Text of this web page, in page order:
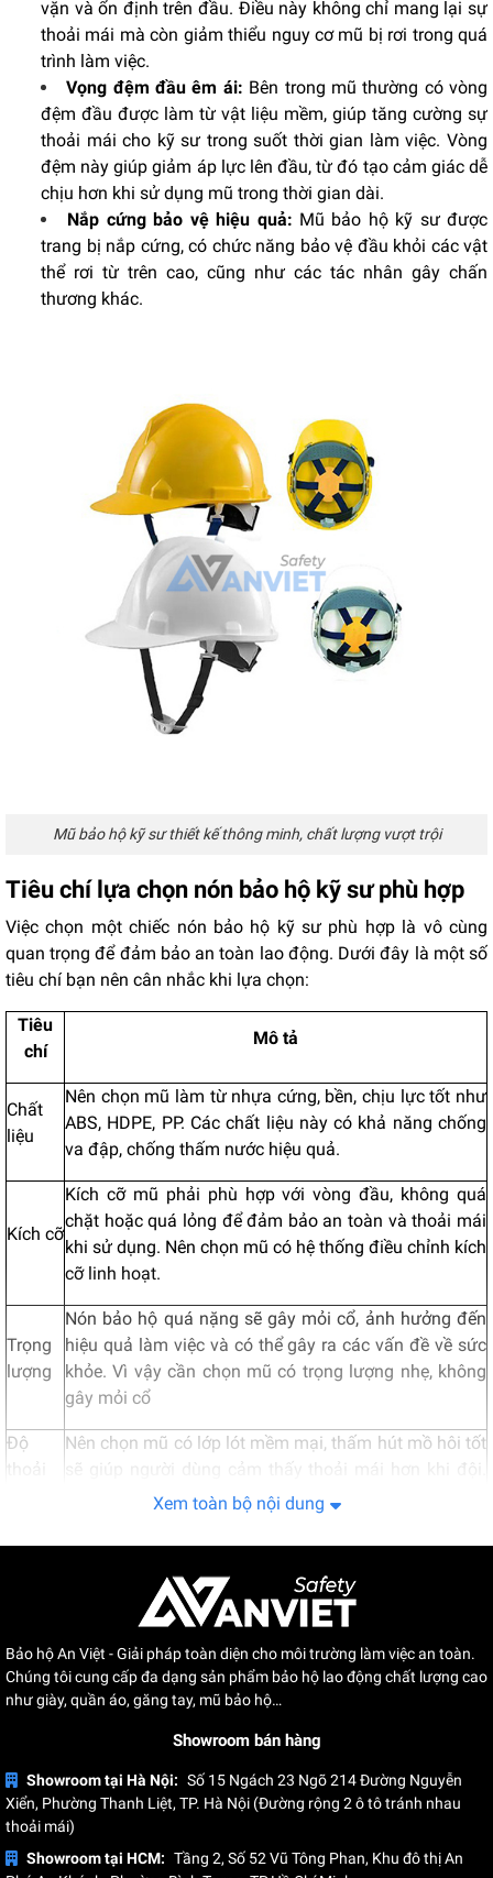
vặn và ổn định trên đầu. Điều này không chỉ mang lại sự
thoải mái mà còn giảm thiểu nguy cơ mũ bị rơi trong quá
trình làm việc.
Vọng đệm đầu êm ái: Bên trong mũ thường có vòng
đệm đầu được làm từ vật liệu mềm, giúp tăng cường sự
thoải mái cho kỹ sư trong suốt thời gian làm việc. Vòng
đệm này giúp giảm áp lực lên đầu, từ đó tạo cảm giác dễ
chịu hơn khi sử dụng mũ trong thời gian dài.
Nắp cứng bảo vệ hiệu quả: Mũ bảo hộ kỹ sư được
trang bị nắp cứng, có chức năng bảo vệ đầu khỏi các vật
thể rơi từ trên cao, cũng như các tác nhân gây chấn
thương khác.
Mũ bảo hộ kỹ sư thiết kế thông minh, chất lượng vượt trội
Tiêu chí lựa chọn nón bảo hộ kỹ sư phù hợp
Việc chọn một chiếc nón bảo hộ kỹ sư phù hợp là vô cùng
quan trọng để đảm bảo an toàn lao động. Dưới đây là một số
tiêu chí bạn nên cân nhắc khi lựa chọn:
Tiêu
chí
Mô tả
Chất
liệu
Nên chọn mũ làm từ nhựa cứng, bền, chịu lực tốt như
ABS, HDPE, PP. Các chất liệu này có khả năng chống
va đập, chống thấm nước hiệu quả.
Kích cỡ
Kích cỡ mũ phải phù hợp với vòng đầu, không quá
chặt hoặc quá lỏng để đảm bảo an toàn và thoải mái
khi sử dụng. Nên chọn mũ có hệ thống điều chỉnh kích
cỡ linh hoạt.
Trọng
lượng
Nón bảo hộ quá nặng sẽ gây mỏi cổ, ảnh hưởng đến
hiệu quả làm việc và có thể gây ra các vấn đề về sức
khỏe. Vì vậy cần chọn mũ có trọng lượng nhẹ, không
gây mỏi cổ
Độ
Nên chọn mũ có lớp lót mềm mại, thấm hút mồ hôi tốt
sẽ giúp người dùng cảm thấy thoải mái hơn khi đội.
Quai đeo nên chắc chắn, dễ điều chỉnh.
Khả
bí bách, khó chịu khi làm việc lâu
Tính
thẩm
Nón bảo hộ không chỉ đảm bảo an toàn mà còn cần
có tính thẩm mỹ. Nên chọn mũ có màu sắc và kiểu
Tiêu
chuẩn
Mũ bảo hộ cần đạt các tiêu chuẩn an toàn quốc tế
như CE, ANSI để đảm bảo chất lượng và độ an toàn.
Tính
Xem toàn bộ nội dung
Bảo hộ An Việt - Giải pháp toàn diện cho môi trường làm việc an toàn.
Chúng tôi cung cấp đa dạng sản phẩm bảo hộ lao động chất lượng cao
như giày, quần áo, găng tay, mũ bảo hộ…
Showroom bán hàng
Showroom tại Hà Nội: Số 15 Ngách 23 Ngõ 214 Đường Nguyễn
Xiển, Phường Thanh Liệt, TP. Hà Nội (Đường rộng 2 ô tô tránh nhau
thoải mái)
Showroom tại HCM: Tầng 2, Số 52 Vũ Tông Phan, Khu đô thị An